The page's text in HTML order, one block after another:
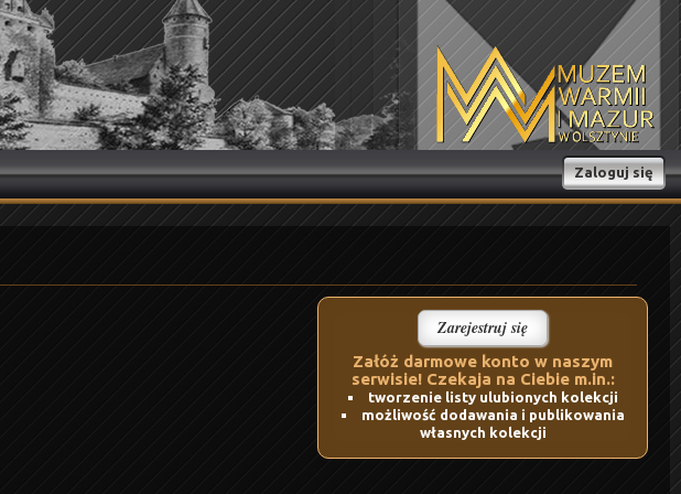
Zaloguj się
Zarejestruj się
Załóż darmowe konto w naszym
serwisie! Czekaja na Ciebie m.in.:
tworzenie listy ulubionych kolekcji
możliwość dodawania i publikowania
własnych kolekcji